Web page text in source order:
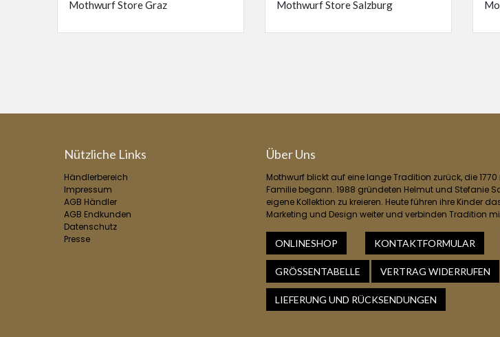
Mothwurf Store Graz Mothwurf Store Salzburg
Nützliche Links
Händlerbereich
Impressum
AGB Händler
AGB Endkunden
Datenschutz
Presse
Über Uns
Mothwurf blickt auf eine lange Tradition zurück, die
Familie begann. 1988 gründeten Helmut und Stefanie
eigene Kollektion zu kreieren. Heute führen ihre Kinder
Marketing und Design weiter und verbinden Tradition
ONLINESHOP KONTAKTFORMULAR
GRÖSSENTABELLE VERTRAG WIDERRUFEN
LIEFERUNG UND RÜCKSENDUNGEN​